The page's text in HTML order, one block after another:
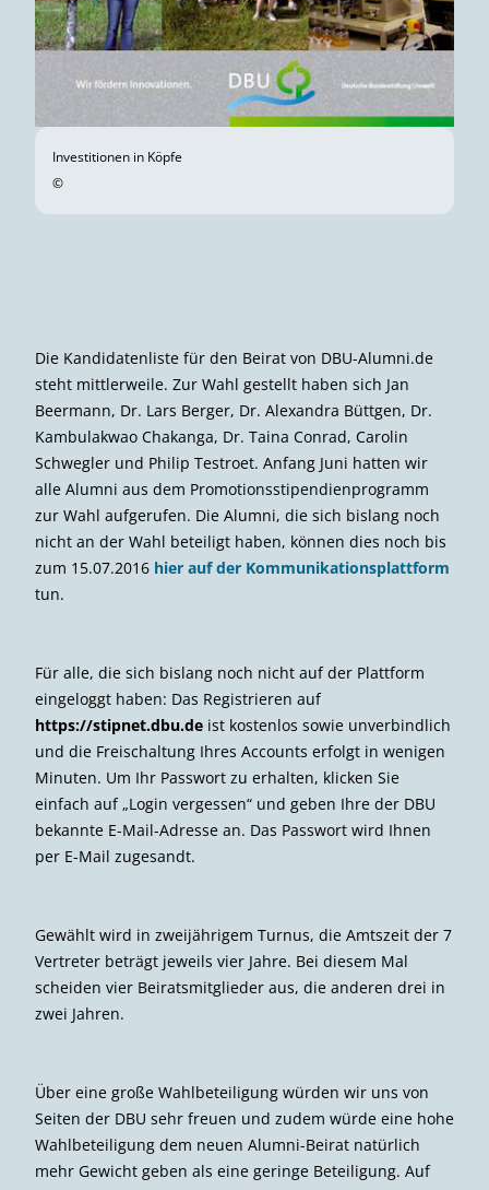
Investitionen in Köpfe
©
Die Kandidatenliste für den Beirat von DBU-Alumni.de
steht mittlerweile. Zur Wahl gestellt haben sich Jan
Beermann, Dr. Lars Berger, Dr. Alexandra Büttgen, Dr.
Kambulakwao Chakanga, Dr. Taina Conrad, Carolin
Schwegler und Philip Testroet. Anfang Juni hatten wir
alle Alumni aus dem Promotionsstipendienprogramm
zur Wahl aufgerufen. Die Alumni, die sich bislang noch
nicht an der Wahl beteiligt haben, können dies noch bis
zum 15.07.2016 hier auf der Kommunikationsplattform
tun.
Für alle, die sich bislang noch nicht auf der Plattform
eingeloggt haben: Das Registrieren auf
https://stipnet.dbu.de ist kostenlos sowie unverbindlich
und die Freischaltung Ihres Accounts erfolgt in wenigen
Minuten. Um Ihr Passwort zu erhalten, klicken Sie
einfach auf „Login vergessen“ und geben Ihre der DBU
bekannte E-Mail-Adresse an. Das Passwort wird Ihnen
per E-Mail zugesandt.
Gewählt wird in zweijährigem Turnus, die Amtszeit der 7
Vertreter beträgt jeweils vier Jahre. Bei diesem Mal
scheiden vier Beiratsmitglieder aus, die anderen drei in
zwei Jahren.
Über eine große Wahlbeteiligung würden wir uns von
Seiten der DBU sehr freuen und zudem würde eine hohe
Wahlbeteiligung dem neuen Alumni-Beirat natürlich
mehr Gewicht geben als eine geringe Beteiligung. Auf